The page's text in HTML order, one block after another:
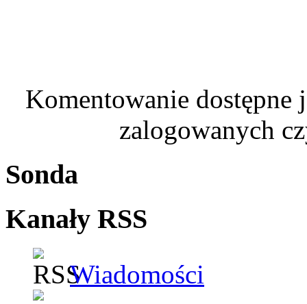
Komentowanie
zalogowanych
Sonda
Kanały RSS
Wiadomości